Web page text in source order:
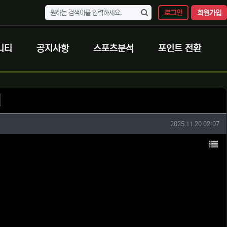
로그인 회원가입
티 공지사항 스포츠분석 포인트 전환
작성일
2025.11.20 02:07
목